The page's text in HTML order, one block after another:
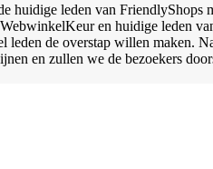
leden van FriendlyShops
en huidige leden
de overstap willen maken.
en zullen we de bezoekers